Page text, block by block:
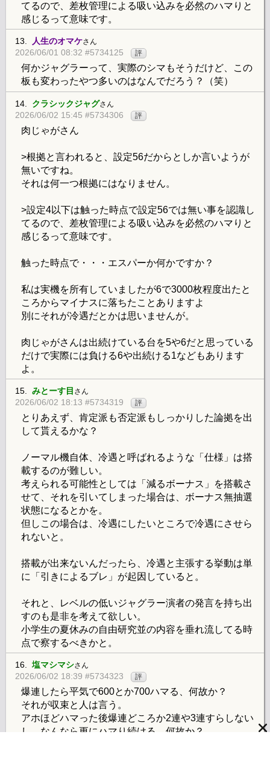
てるので、差枚管理による吸い込みを必然のハマりと
感じるって意味です。
13. 人生のオマケさん
2026/06/01 08:32 #5734125 評
何かジャグラーって、実際のシマもそうだけど、この
板も変わったやつ多いのはなんでだろう？（笑）
14. クラシックジャグさん
2026/06/02 15:45 #5734306 評
肉じゃがさん
>根拠と言われると、設定56だからとしか言いようが
無いですね。
それは何一つ根拠にはなりません。
>設定4以下は触った時点で設定56では無い事を認識し
てるので、差枚管理による吸い込みを必然のハマりと
感じるって意味です。
触った時点で・・・エスパーか何かですか？
私は実機を所有していましたが6で3000枚程度出たと
ころからマイナスに落ちたことありますよ
別にそれが冷遇だとかは思いませんが。
肉じゃがさんは出続けている台を5や6だと思っている
だけで実際には負ける6や出続ける1などもあります
よ。
15. みとーす目 さん
2026/06/02 18:13 #5734319 評
とりあえず、肯定派も否定派もしっかりした論拠を出
して貰えるかな？
ノーマル機自体、冷遇と呼ばれるような「仕様」は搭
載するのが難しい。
考えられる可能性としては「減るボーナス」を搭載さ
せて、それを引いてしまった場合は、ボーナス無抽選
状態になるとかを。
但しこの場合は、冷遇にしたいところで冷遇にさせら
れないと。
搭載が出来ないんだったら、冷遇と主張する挙動は単
に「引きによるブレ」が起因していると。
それと、レベルの低いジャグラー演者の発言を持ち出
すのも是非を考えて欲しい。
小学生の夏休みの自由研究並の内容を垂れ流してる時
点で察するべきかと。
16. 塩マシマシさん
2026/06/02 18:39 #5734323 評
爆連したら平気で600とか700ハマる、何故か？
それが収束と人は言う。
アホほどハマった後爆連どころか2連や3連すらしない
し、なんなら更にハマり続ける、何故か？